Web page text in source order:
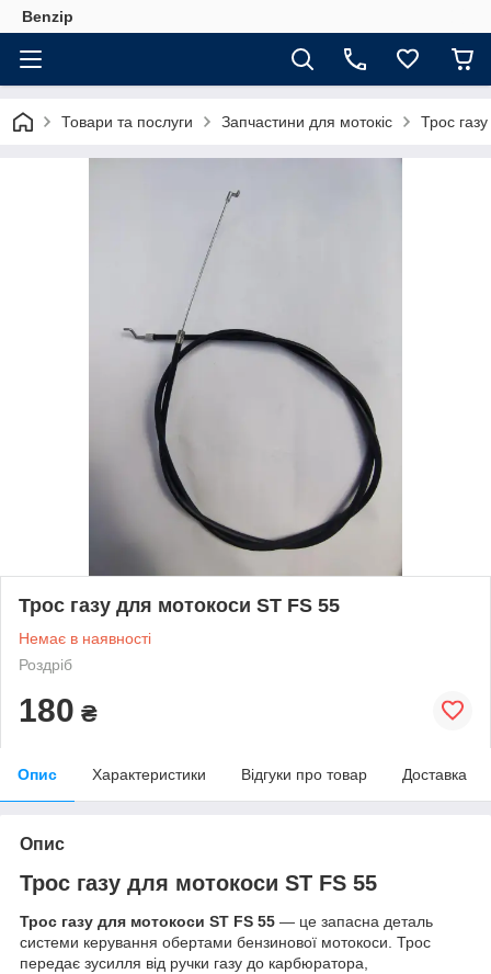
Benzip
Товари та послуги Запчастини для мотокіс Трос
Трос газу для мотокоси ST FS 55
Немає в наявності
Роздріб
180 ₴
Опис Характеристики Відгуки про товар Доставка
Опис
Трос газу для мотокоси ST FS 55
Трос газу для мотокоси ST FS 55 — це запасна деталь
системи керування обертами бензинової мотокоси. Трос
передає зусилля від ручки газу до карбюратора,